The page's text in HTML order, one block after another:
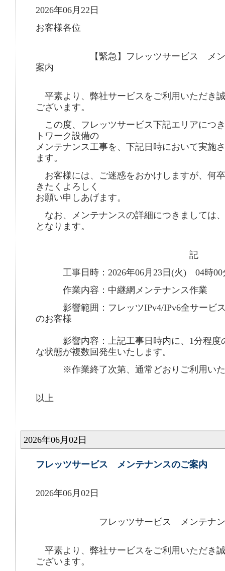
2026年06月22日
お客様各位
【緊急】フレッツサービス メンテ
案内
平素より、弊社サービスをご利用いただき
ございます。
この度、フレッツサービス下記エリアにつ
トワーク設備の
メンテナンス工事を、下記日時において実施
ます。
お客様には、ご迷惑をおかけしますが、何
きたくよろしく
お願い申しあげます。
なお、メンテナンスの詳細につきましては
となります。
記
工事日時：2026年06月23日(火) 04時00
作業内容：中継網メンテナンス作業
影響範囲：フレッツIPv4/IPv6全サービ
のお客様
影響内容：上記工事日時内に、1分程度
な状態が複数回発生いたします。
※作業終了次第、通常どおりご利用いた
以上
2026年06月02日
フレッツサービス メンテナンスのご案内
2026年06月02日
フレッツサービス メンテナンス
平素より、弊社サービスをご利用いただき
ございます。